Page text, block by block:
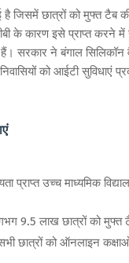
है जिसमें छात्रों को मुफ्त
के कारण इसे प्राप्त करने
सरकार ने बंगाल सिलिकॉन
को आईटी सुविधाएं
प्राप्त उच्च माध्यमिक
9.5 लाख छात्रों को
सभी छात्रों को ऑनलाइन